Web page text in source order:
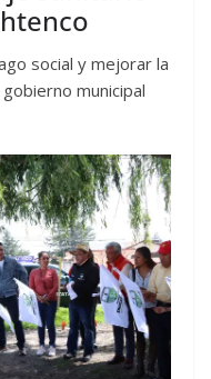
social y mejorar la
municipal